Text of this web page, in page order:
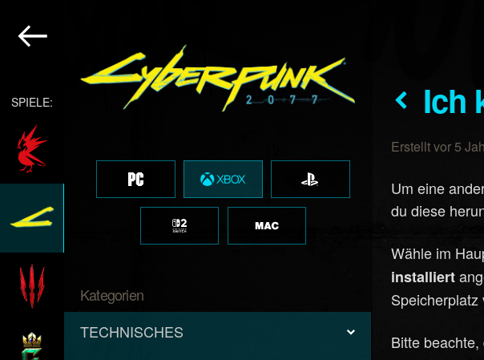
SPIELE:
Kategorien
TECHNISCHES
Ich
Erstellt vor 5
Um eine
du diese
Wähle im
installiert
Speicherplatz
Bitte